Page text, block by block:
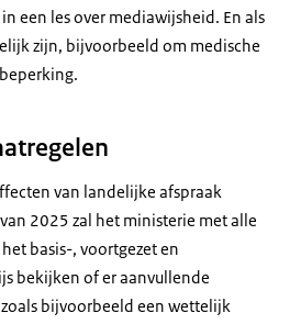
een les over mediawijsheid. En als
zijn, bijvoorbeeld om medische
van landelijke afspraak
2025 zal het ministerie met alle
basis-, voortgezet en
bekijken of er aanvullende
bijvoorbeeld een wettelijk